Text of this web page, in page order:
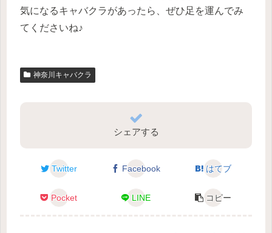
気になるキャバクラがあったら、ぜひ足を運んでみ
てくださいね♪
神奈川キャバクラ
シェアする
Twitter Facebook はてブ
Pocket LINE コピー